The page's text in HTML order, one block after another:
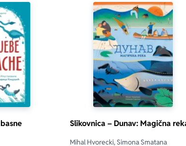
Slikovnica – Dunav: Magična
Mihal Hvorecki, Simona Smatana